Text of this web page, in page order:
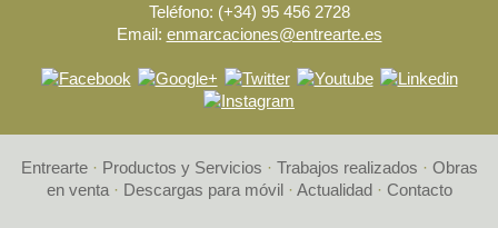
Teléfono: (+34) 95 456 2728
Email: enmarcaciones@entrearte.es
Entrearte· Productos y Servicios · Trabajos realizados · Obras
en venta· Descargas para móvil· Actualidad· Contacto